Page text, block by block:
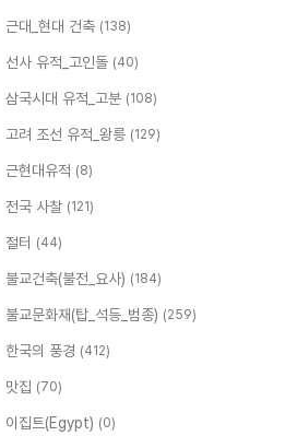
근대_현대 건축 (138)
선사 유적_고인돌 (40)
삼국시대 유적_고분 (108)
고려 조선 유적_왕릉 (129)
근현대유적 (8)
전국 사찰 (121)
절터 (44)
불교건축(불전_요사) (184)
불교문화재(탑_석등_범종) (259)
한국의 풍경 (412)
맛집 (70)
이집트(Egypt) (0)